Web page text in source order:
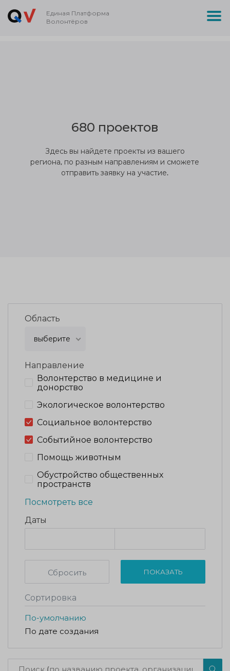
Единая Платформа
Волонтёров
680 проектов
Здесь вы найдете проекты из вашего
региона, по разным направлениям и сможете
отправить заявку на участие.
Область
выберите
Направление
Волонтерство в медицине и
донорство
Экологическое волонтерство
Социальное волонтерство
Событийное волонтерство
Помощь животным
Обустройство общественных
пространств
Посмотреть все
Даты
Сбросить ПОКАЗАТЬ
Сортировка
По-умолчанию
По дате создания